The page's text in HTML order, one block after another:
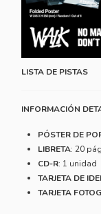
LISTA DE PISTAS
INFORMACIÓN
PÓSTER DE
LIBRETA: 20
CD-R: 1 unidad
TARJETA DE
TARJETA